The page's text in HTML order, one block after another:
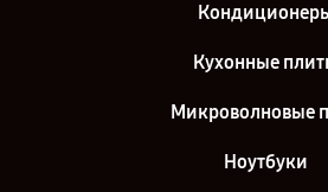
Кухонные
Микроволновые
Ноутбуки